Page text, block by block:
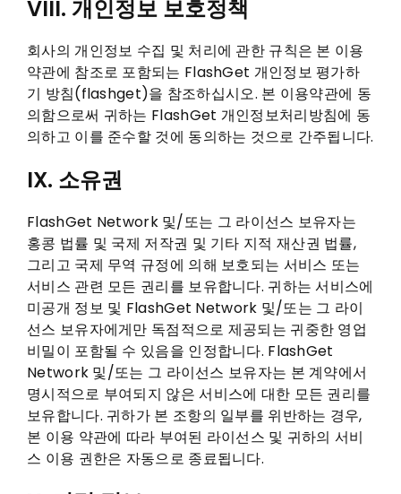
VIII. 개인정보 보호정책
회사의 개인정보 수집 및 처리에 관한 규칙은 본 이용
약관에 참조로 포함되는 FlashGet 개인정보 평가하
기 방침(flashget)을 참조하십시오. 본 이용약관에 동
의함으로써 귀하는 FlashGet 개인정보처리방침에 동
의하고 이를 준수할 것에 동의하는 것으로 간주됩니다.
IX. 소유권
FlashGet Network 및/또는 그 라이선스 보유자는
홍콩 법률 및 국제 저작권 및 기타 지적 재산권 법률,
그리고 국제 무역 규정에 의해 보호되는 서비스 또는
서비스 관련 모든 권리를 보유합니다. 귀하는 서비스에
미공개 정보 및 FlashGet Network 및/또는 그 라이
선스 보유자에게만 독점적으로 제공되는 귀중한 영업
비밀이 포함될 수 있음을 인정합니다. FlashGet
Network 및/또는 그 라이선스 보유자는 본 계약에서
명시적으로 부여되지 않은 서비스에 대한 모든 권리를
보유합니다. 귀하가 본 조항의 일부를 위반하는 경우,
본 이용 약관에 따라 부여된 라이선스 및 귀하의 서비
스 이용 권한은 자동으로 종료됩니다.